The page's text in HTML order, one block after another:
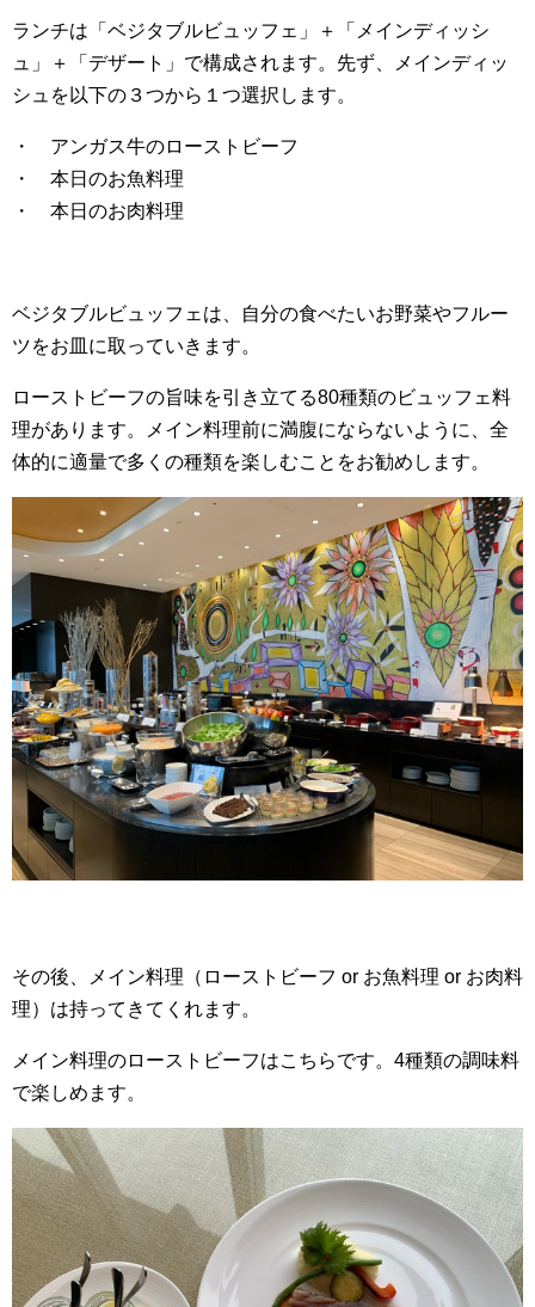
ランチは「ベジタブルビュッフェ」＋「メインディッシ
ュ」＋「デザート」で構成されます。先ず、メインディッ
シュを以下の３つから１つ選択します。
・ アンガス牛のローストビーフ
・ 本日のお魚料理
・ 本日のお肉料理
ベジタブルビュッフェは、自分の食べたいお野菜やフルー
ツをお皿に取っていきます。
ローストビーフの旨味を引き立てる80種類のビュッフェ料
理があります。メイン料理前に満腹にならないように、全
体的に適量で多くの種類を楽しむことをお勧めします。
その後、メイン料理（ローストビーフ or お魚料理 or お肉料
理）は持ってきてくれます。
メイン料理のローストビーフはこちらです。4種類の調味料
で楽しめます。